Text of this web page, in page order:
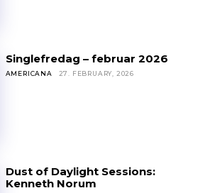
Singlefredag – februar 2026
AMERICANA 27. FEBRUARY, 2026
Dust of Daylight Sessions:
Kenneth Norum